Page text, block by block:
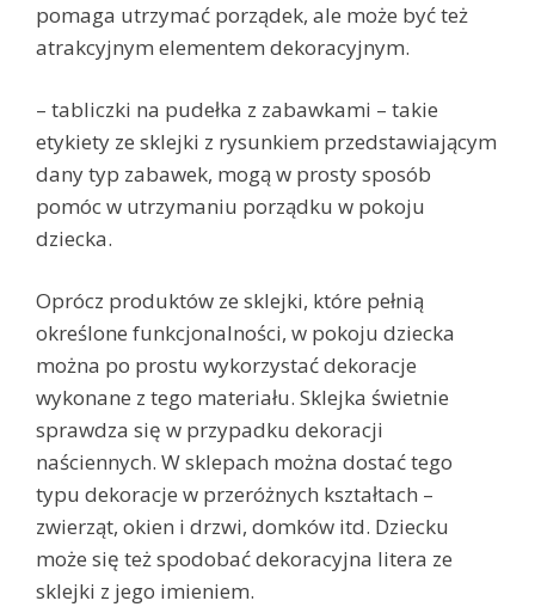
pomaga utrzymać porządek, ale może być też
atrakcyjnym elementem dekoracyjnym.
– tabliczki na pudełka z zabawkami – takie
etykiety ze sklejki z rysunkiem przedstawiającym
dany typ zabawek, mogą w prosty sposób
pomóc w utrzymaniu porządku w pokoju
dziecka.
Oprócz produktów ze sklejki, które pełnią
określone funkcjonalności, w pokoju dziecka
można po prostu wykorzystać dekoracje
wykonane z tego materiału. Sklejka świetnie
sprawdza się w przypadku dekoracji
naściennych. W sklepach można dostać tego
typu dekoracje w przeróżnych kształtach –
zwierząt, okien i drzwi, domków itd. Dziecku
może się też spodobać dekoracyjna litera ze
sklejki z jego imieniem.